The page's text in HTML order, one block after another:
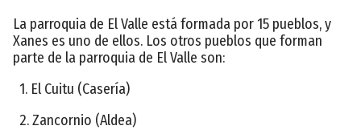
La parroquia de El Valle está formada por 15 pueblos, y
Xanes es uno de ellos. Los otros pueblos que forman
parte de la parroquia de El Valle son:
1. El Cuitu (Casería)
2. Zancornio (Aldea)